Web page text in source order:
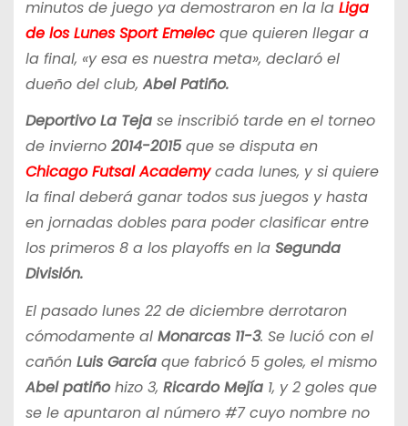
minutos de juego ya demostraron en la la Liga
de los Lunes Sport Emelec que quieren llegar a
la final, «y esa es nuestra meta», declaró el
dueño del club,Abel Patiño.
Deportivo La Tejase inscribió tarde en el torneo
de invierno 2014-2015que se disputa en
Chicago Futsal Academycada lunes, y si quiere
la final deberá ganar todos sus juegos y hasta
en jornadas dobles para poder clasificar entre
los primeros 8 a los playoffs en la Segunda
División.
El pasado lunes 22 de diciembre derrotaron
cómodamente al Monarcas 11-3. Se lució con el
cañón Luis Garcíaque fabricó 5 goles, el mismo
Abel patiñohizo 3, Ricardo Mejía1, y 2 goles que
se le apuntaron al número #7 cuyo nombre no